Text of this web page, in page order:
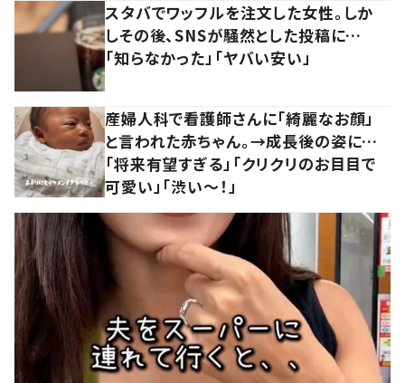
スタバでワッフルを注文した女性。しか
しその後、SNSが騒然とした投稿に…
「知らなかった」「ヤバい安い」
産婦人科で看護師さんに「綺麗なお顔」
と言われた赤ちゃん。→成長後の姿に…
「将来有望すぎる」「クリクリのお目目で
可愛い」「渋い～！」